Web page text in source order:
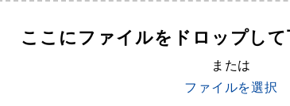
ここにファイルをドロップし
または
ファイルを選択